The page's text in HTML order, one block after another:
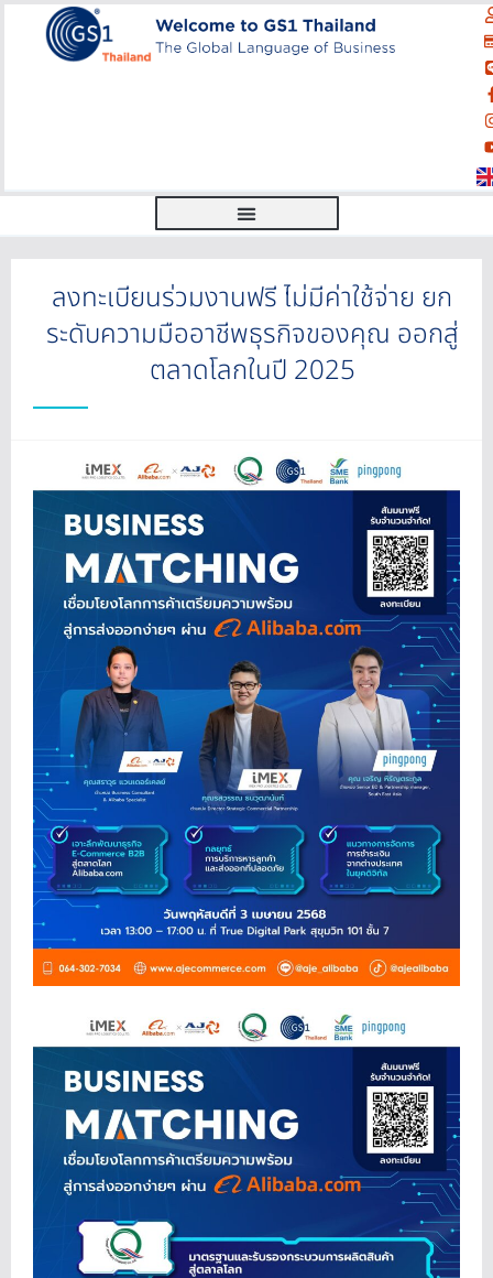
ลงทะเบียนร่วมงานฟรี ไม่มีค่าใช้จ่าย ยก
ระดับความมืออาชีพธุรกิจของคุณ ออกสู่
ตลาดโลกในปี 2025